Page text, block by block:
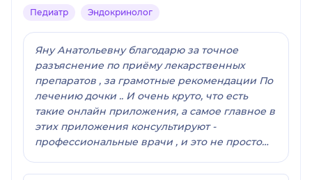
Педиатр Эндокринолог
Яну Анатольевну благодарю за точное
разъяснение по приёму лекарственных
препаратов , за грамотные рекомендации По
лечению дочки .. И очень круто, что есть
такие онлайн приложения, а самое главное в
этих приложения консультируют -
профессиональные врачи , и это не просто
сожалению могут просто развести руками , и